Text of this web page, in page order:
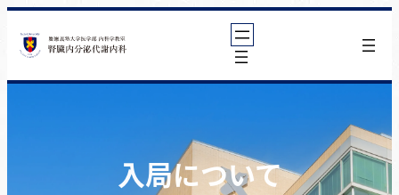
容
を
入局について